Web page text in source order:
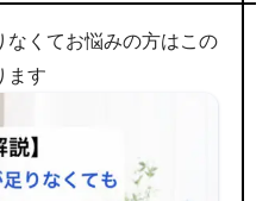
なくてお悩みの方はこの
ます